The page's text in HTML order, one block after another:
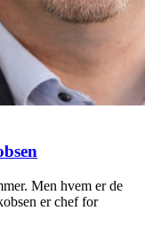
Men hvem er de
er chef for